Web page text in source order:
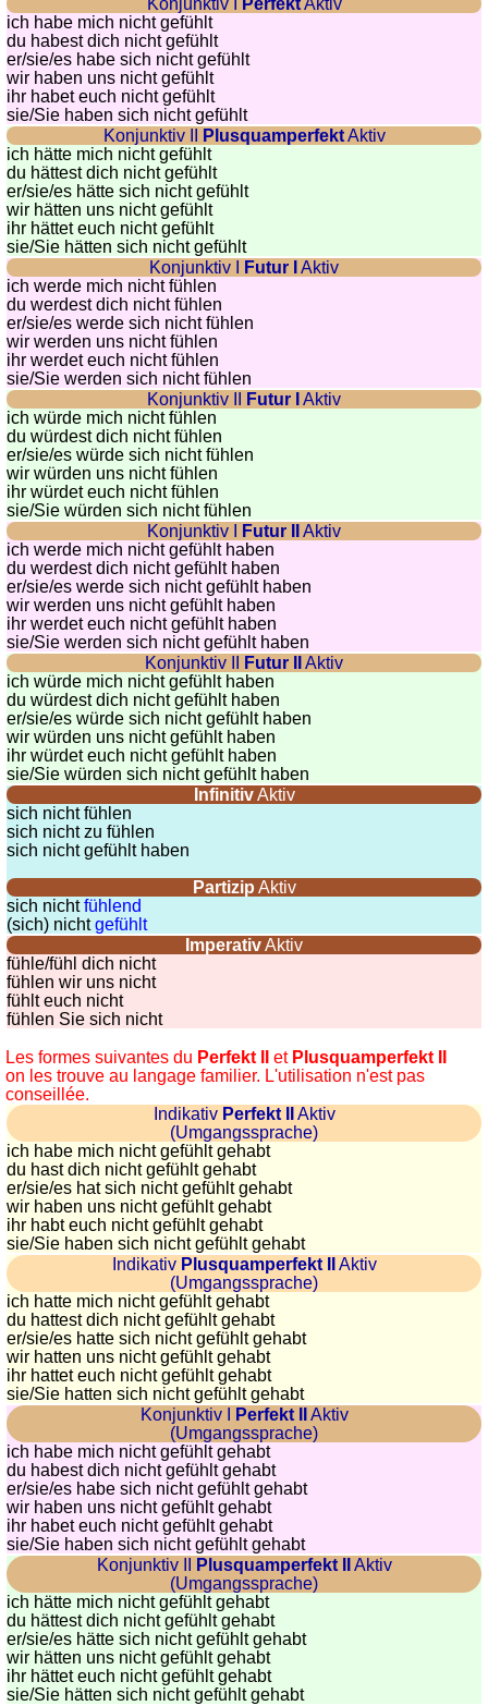
Quiz
de
villes
et
pays
Plus
de
jeux
Entraineur
de
mémoire
Entraineur
de
mathématiques
Puzzle
Quiz
animaux
Trouvez
les
différences
Konjunktiv I PerfektAktiv
ich habe mich nicht gefühlt
du habest dich nicht gefühlt
er/sie/es habe sich nicht gefühlt
wir haben uns nicht gefühlt
ihr habet euch nicht gefühlt
sie/Sie haben sich nicht gefühlt
Konjunktiv II
PlusquamperfektAktiv
ich hätte mich nicht gefühlt
du hättest dich nicht gefühlt
er/sie/es hätte sich nicht gefühlt
wir hätten uns nicht gefühlt
ihr hättet euch nicht gefühlt
sie/Sie hätten sich nicht gefühlt
Konjunktiv I
Futur I
Aktiv
ich werde mich nicht fühlen
du werdest dich nicht fühlen
er/sie/es werde sich nicht fühlen
wir werden uns nicht fühlen
ihr werdet euch nicht fühlen
sie/Sie werden sich nicht fühlen
Konjunktiv II
Futur I
Aktiv
ich würde mich nicht fühlen
du würdest dich nicht fühlen
er/sie/es würde sich nicht fühlen
wir würden uns nicht fühlen
ihr würdet euch nicht fühlen
sie/Sie würden sich nicht fühlen
Konjunktiv I
Futur II
Aktiv
ich werde mich nicht gefühlt haben
du werdest dich nicht gefühlt haben
er/sie/es werde sich nicht gefühlt haben
wir werden uns nicht gefühlt haben
ihr werdet euch nicht gefühlt haben
sie/Sie werden sich nicht gefühlt haben
Konjunktiv II
Futur II
Aktiv
ich würde mich nicht gefühlt haben
du würdest dich nicht gefühlt haben
er/sie/es würde sich nicht gefühlt haben
wir würden uns nicht gefühlt haben
ihr würdet euch nicht gefühlt haben
sie/Sie würden sich nicht gefühlt haben
InfinitivAktiv
sich nicht fühlen
sich nicht zu fühlen
sich nicht gefühlt haben
Partizip Aktiv
sich nichtfühlend
(sich) nichtgefühlt
ImperativAktiv
fühle/fühl dich nicht
fühlen wir uns nicht
fühlt euch nicht
fühlen Sie sich nicht
Les formes suivantes du Perfekt II et Plusquamperfekt II
on les trouve au langage familier. L'utilisation n'est pas
conseillée.
Indikativ Perfekt II
Aktiv
(Umgangssprache)
ich habe mich nicht gefühlt gehabt
du hast dich nicht gefühlt gehabt
er/sie/es hat sich nicht gefühlt gehabt
wir haben uns nicht gefühlt gehabt
ihr habt euch nicht gefühlt gehabt
sie/Sie haben sich nicht gefühlt gehabt
Indikativ Plusquamperfekt II
Aktiv
(Umgangssprache)
ich hatte mich nicht gefühlt gehabt
du hattest dich nicht gefühlt gehabt
er/sie/es hatte sich nicht gefühlt gehabt
wir hatten uns nicht gefühlt gehabt
ihr hattet euch nicht gefühlt gehabt
sie/Sie hatten sich nicht gefühlt gehabt
Konjunktiv I
Perfekt II
Aktiv
(Umgangssprache)
ich habe mich nicht gefühlt gehabt
du habest dich nicht gefühlt gehabt
er/sie/es habe sich nicht gefühlt gehabt
wir haben uns nicht gefühlt gehabt
ihr habet euch nicht gefühlt gehabt
sie/Sie haben sich nicht gefühlt gehabt
Konjunktiv II
Plusquamperfekt II
Aktiv
(Umgangssprache)
ich hätte mich nicht gefühlt gehabt
du hättest dich nicht gefühlt gehabt
er/sie/es hätte sich nicht gefühlt gehabt
wir hätten uns nicht gefühlt gehabt
ihr hättet euch nicht gefühlt gehabt
sie/Sie hätten sich nicht gefühlt gehabt